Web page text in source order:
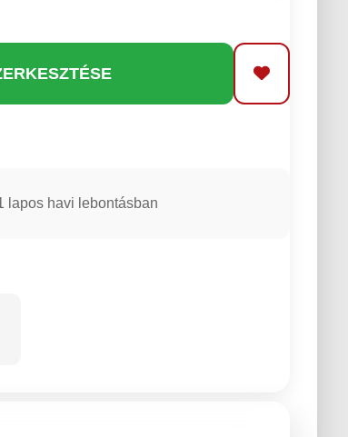
lapos havi lebontásban